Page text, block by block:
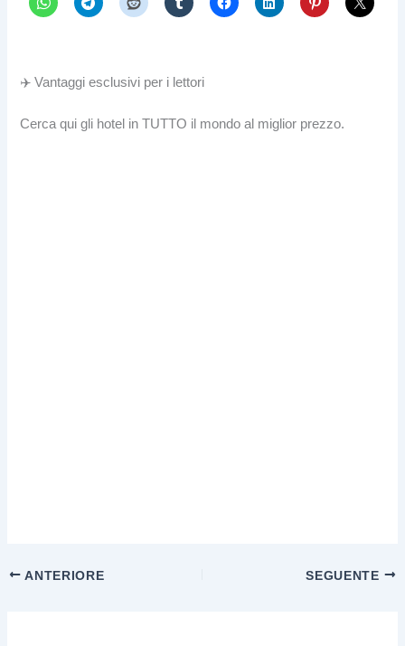
✈️ Vantaggi esclusivi per i lettori
Cerca qui gli hotel in TUTTO il mondo al miglior prezzo.
ANTERIORE SEGUENTE